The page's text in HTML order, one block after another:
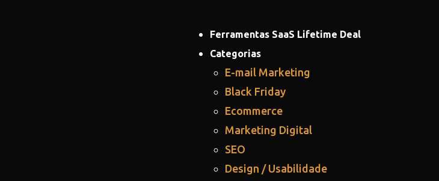
Ferramentas SaaS Lifetime Deal
Categorias
E-mail Marketing
Black Friday
Ecommerce
Marketing Digital
SEO
Design / Usabilidade